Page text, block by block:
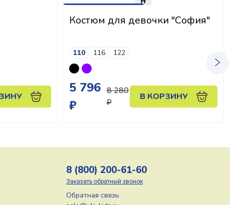
Костюм для девочки "София"
110 116 122
5 796
₽
8 280
₽
В КОРЗИНУ
8 (800) 200-61-60
Заказать обратный звонок
Обратная связь